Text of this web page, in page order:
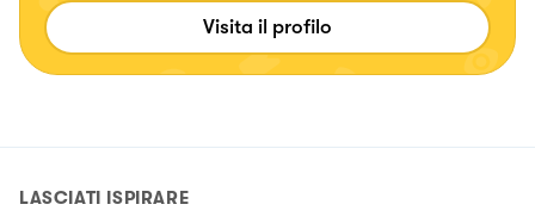
tocco personale. Desidero che ad ogni mio piatto la gente
lo mangi con gli occhi.Visita il profilo
LASCIATI ISPIRARE